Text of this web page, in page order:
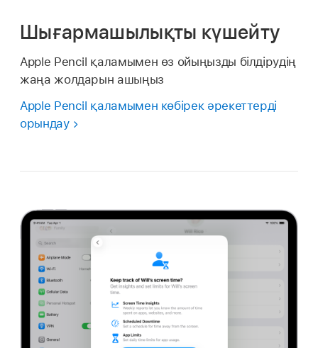
Шығармашылықты күшейту
Apple Pencil қаламымен өз ойыңызды білдірудің
жаңа жолдарын ашыңыз
Apple Pencil қаламымен көбірек әрекеттерді
орындау